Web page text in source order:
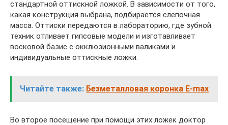
стандартной оттискной ложкой. В зависимости от того,
какая конструкция выбрана, подбирается слепочная
масса. Оттиски передаются в лабораторию, где зубной
техник отливает гипсовые модели и изготавливает
восковой базис с окклюзионными валиками и
индивидуальные оттискные ложки.
Читайте также: Безметалловая коронка E-max
Во второе посещение при помощи этих ложек доктор